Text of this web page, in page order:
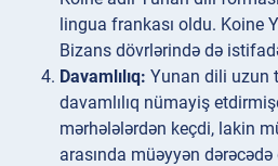
lingua frankası oldu. Koine
Bizans dövrlərində də
Davamlılıq: Yunan dili uzun
davamlılıq nümayiş
mərhələlərdən keçdi, lakin
arasında müəyyən dərəcədə